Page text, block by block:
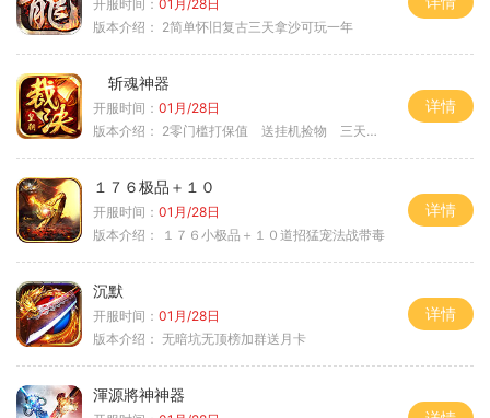
开服时间： 01月/28日
版本介绍： 2简单怀旧复古三天拿沙可玩一年
斩魂神器
开服时间： 01月/28日
版本介绍： 2零门槛打保值 送挂机捡物 三天合区
详情
１７６极品＋１０
开服时间： 01月/28日
版本介绍：
１７６小极品＋１０道招猛宠法战带毒
详情
沉默
开服时间： 01月/28日
版本介绍： 无暗坑无顶榜加群送月卡
详情
渾源將神神器